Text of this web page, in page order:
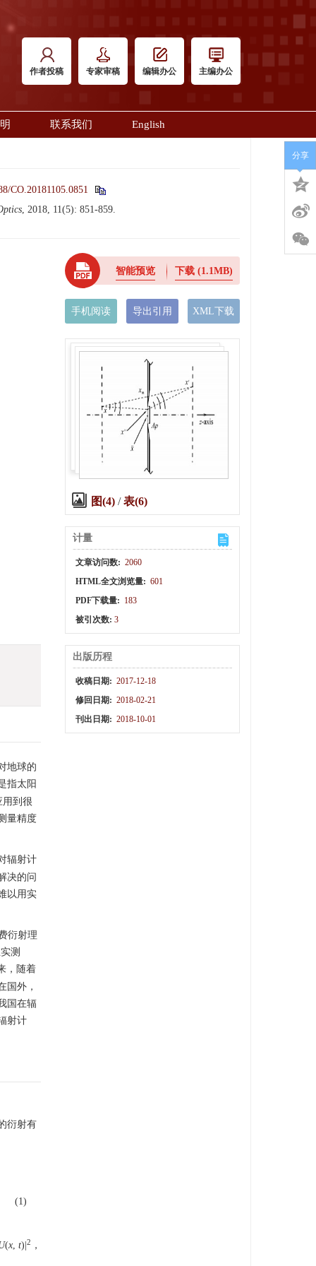
作者投稿 专家审稿 编辑办公 主编办公
联系我们 English
CO.20181105.0851
, 2018, 11(5): 851-859.
地球的
指太阳
用到很
量精度
辐射计
决的问
以用实
衍射理
测
，随着
国外，
国在辐
射计
衍射有
(1)
(x, t)| 2
，
智能预览 下载 (1.1MB)
手机阅读 导出引用 XML下载
图(4)/表(6)
计量
文章访问数: 2060
HTML全文浏览量: 601
PDF下载量: 183
被引次数: 3
出版历程
收稿日期: 2017-12-18
修回日期: 2018-02-21
刊出日期: 2018-10-01
分享